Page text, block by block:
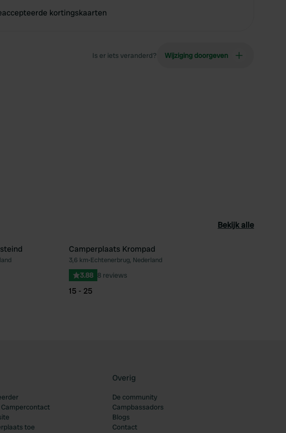
kortingskaarten
Is er iets veranderd? Wijziging doorgeven
Bekijk alle
Favoriet
Camperplaats Krompad
3,6 km•Echtenerbrug, Nederland
3.88 8 reviews
15 - 25
toe
Overig
De community
Campbassadors
Blogs
Contact